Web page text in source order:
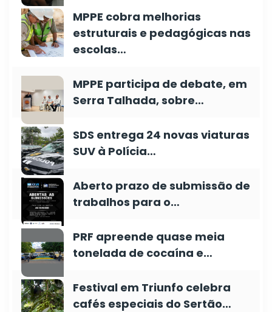
MPPE cobra melhorias
estruturais e pedagógicas nas
escolas…
MPPE participa de debate, em
Serra Talhada, sobre…
SDS entrega 24 novas viaturas
SUV à Polícia…
Aberto prazo de submissão de
trabalhos para o…
PRF apreende quase meia
tonelada de cocaína e…
Festival em Triunfo celebra
cafés especiais do Sertão…